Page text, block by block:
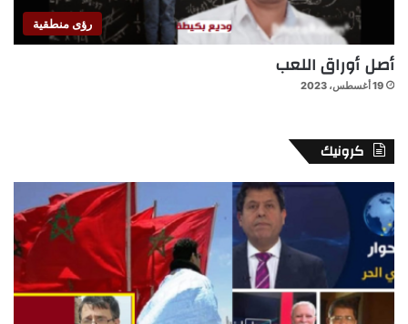
رؤى منطقية
أصل أوراق اللعب
19 أغسطس، 2023
كرونيك